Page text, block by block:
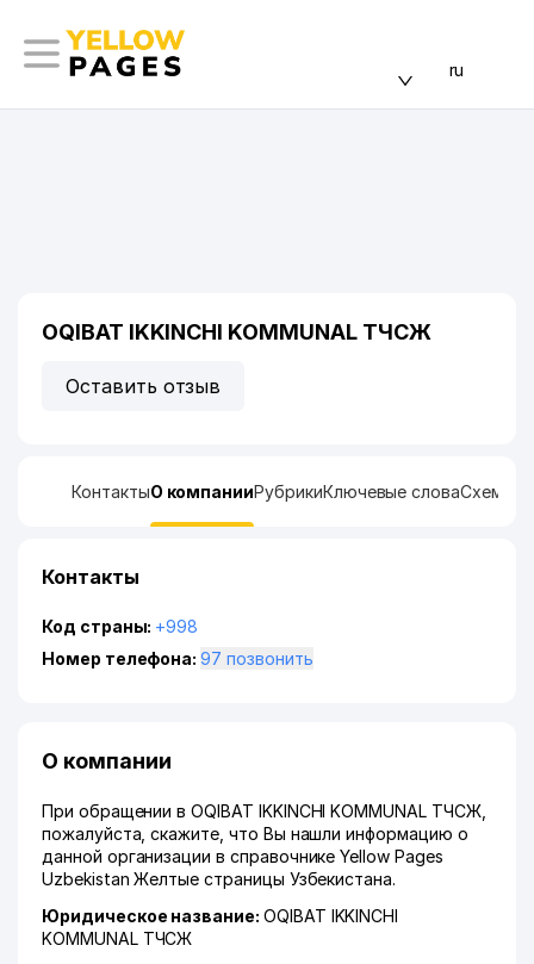
ru
OQIBAT IKKINCHI KOMMUNAL ТЧСЖ
Оставить отзыв
КонтактыО компанииРубрикиКлючевые словаСхема
Контакты
Код страны: +998
Номер телефона:
97 позвонить
О компании
При обращении в OQIBAT IKKINCHI KOMMUNAL ТЧСЖ,
пожалуйста, скажите, что Вы нашли информацию о
данной организации в справочнике Yellow Pages
Uzbekistan Желтые страницы Узбекистана.
Юридическое название: OQIBAT IKKINCHI
KOMMUNAL ТЧСЖ